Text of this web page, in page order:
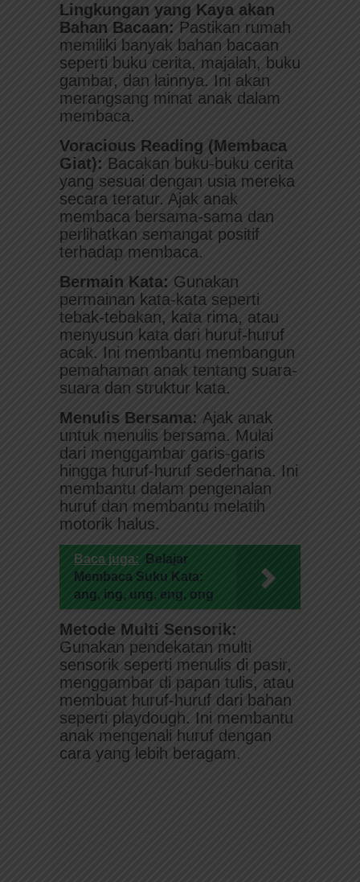
Lingkungan yang Kaya akan
Bahan Bacaan: Pastikan rumah
memiliki banyak bahan bacaan
seperti buku cerita, majalah, buku
gambar, dan lainnya. Ini akan
merangsang minat anak dalam
membaca.
Voracious Reading (Membaca
Giat): Bacakan buku-buku cerita
yang sesuai dengan usia mereka
secara teratur. Ajak anak
membaca bersama-sama dan
perlihatkan semangat positif
terhadap membaca.
Bermain Kata: Gunakan
permainan kata-kata seperti
tebak-tebakan, kata rima, atau
menyusun kata dari huruf-huruf
acak. Ini membantu membangun
pemahaman anak tentang suara-
suara dan struktur kata.
Menulis Bersama: Ajak anak
untuk menulis bersama. Mulai
dari menggambar garis-garis
hingga huruf-huruf sederhana. Ini
membantu dalam pengenalan
huruf dan membantu melatih
motorik halus.
Baca juga:
Belajar
Membaca Suku Kata:
ang, ing, ung, eng, ong
Metode Multi Sensorik:
Gunakan pendekatan multi
sensorik seperti menulis di pasir,
menggambar di papan tulis, atau
membuat huruf-huruf dari bahan
seperti playdough. Ini membantu
anak mengenali huruf dengan
cara yang lebih beragam.